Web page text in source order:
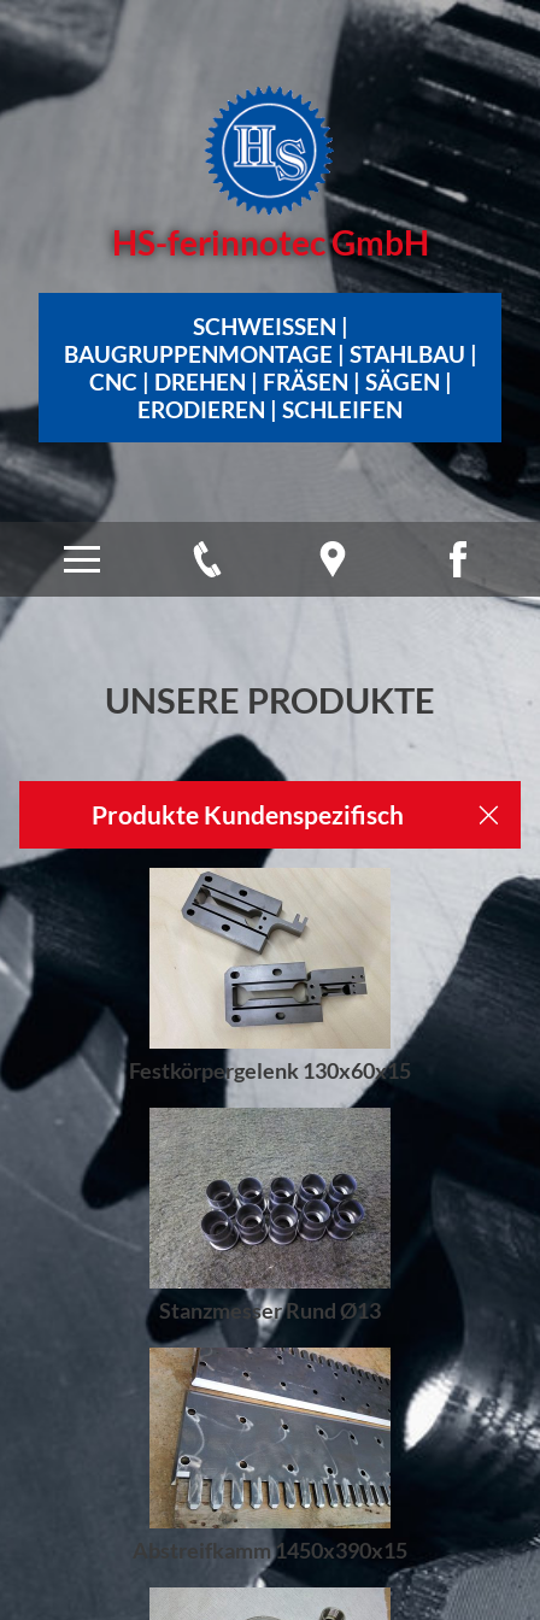
HS-ferinnotec GmbH
SCHWEISSEN | B
AUGRUPPENMONTAGE | STAHLBAU | C
NC | DREHEN | FRÄSEN | SÄGEN | E
RODIEREN | SCHLEIFEN
UNSERE PRODUKTE
Produkte Kundenspezifisch
Festkörpergelenk 130x60x15
Stanzmesser Rund Ø13
Abstreifkamm 1450x390x15